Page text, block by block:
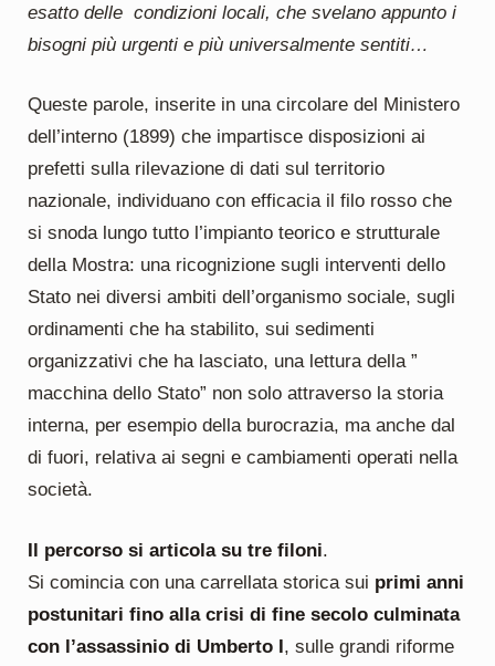
esatto delle condizioni locali, che svelano appunto i
bisogni più urgenti e più universalmente sentiti…
Queste parole, inserite in una circolare del Ministero
dell’interno (1899) che impartisce disposizioni ai
prefetti sulla rilevazione di dati sul territorio
nazionale, individuano con efficacia il filo rosso che
si snoda lungo tutto l’impianto teorico e strutturale
della Mostra: una ricognizione sugli interventi dello
Stato nei diversi ambiti dell’organismo sociale, sugli
ordinamenti che ha stabilito, sui sedimenti
organizzativi che ha lasciato, una lettura della ”
macchina dello Stato” non solo attraverso la storia
interna, per esempio della burocrazia, ma anche dal
di fuori, relativa ai segni e cambiamenti operati nella
società.
Il percorso si articola su tre filoni.
Si comincia con una carrellata storica sui primi anni
postunitari fino alla crisi di fine secolo culminata
con l’assassinio di Umberto I, sulle grandi riforme